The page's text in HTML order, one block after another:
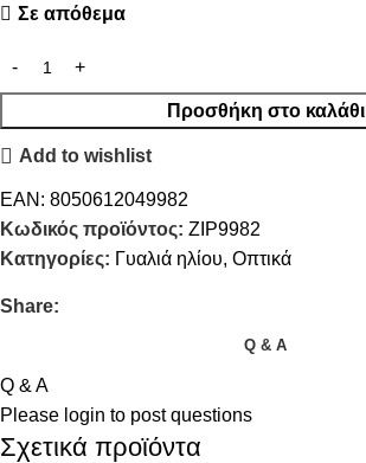
Σε απόθεμα
Προσθήκη στο καλάθι
Add to wishlist
EAN: 8050612049982
Κωδικός προϊόντος: ZIP9982
Κατηγορίες: Γυαλιά ηλίου, Οπτικά
Share:
Q & A
Q & A
Please login to post questions
Σχετικά προϊόντα